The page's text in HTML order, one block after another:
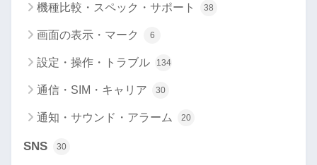
機種比較・スペック・サポート 38
画面の表示・マーク 6
設定・操作・トラブル 134
通信・SIM・キャリア 30
通知・サウンド・アラーム 20
SNS 30